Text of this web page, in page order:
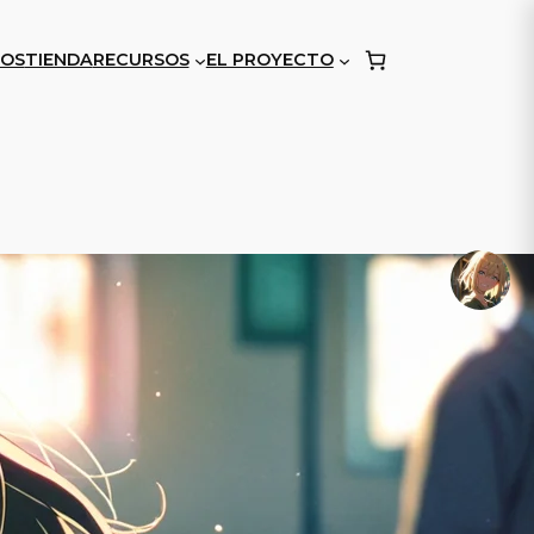
TIENDARECURSOS EL PROYECTO